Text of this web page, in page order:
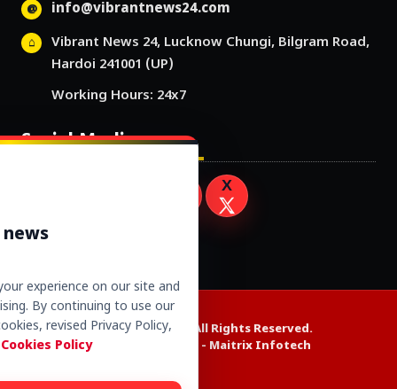
info@vibrantnews24.com
Vibrant News 24, Lucknow Chungi, Bilgram Road,
Hardoi 241001 (UP)
Working Hours: 24x7
Social Media
Copyright © 2026. All Rights Reserved.
Website Design by - Maitrix Infotech
experience on our site and
By continuing to use our
revised Privacy Policy,
Policy